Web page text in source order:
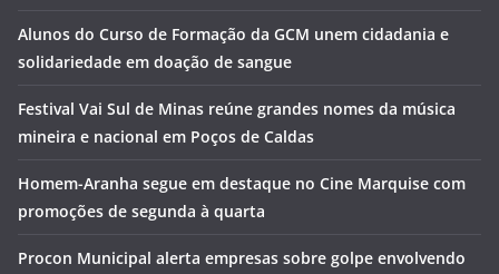
Alunos do Curso de Formação da GCM unem cidadania e
solidariedade em doação de sangue
Festival Vai Sul de Minas reúne grandes nomes da música
mineira e nacional em Poços de Caldas
Homem-Aranha segue em destaque no Cine Marquise com
promoções de segunda à quarta
Procon Municipal alerta empresas sobre golpe envolvendo